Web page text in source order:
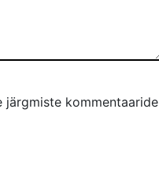
järgmiste kommentaaride